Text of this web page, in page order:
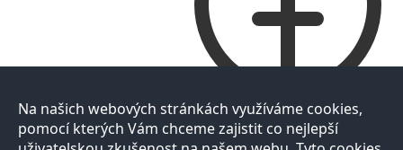
Na našich webových stránkách využíváme cookies,
pomocí kterých Vám chceme zajistit co nejlepší